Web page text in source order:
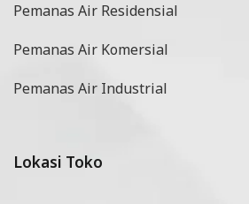
Pemanas Air Residensial
Pemanas Air Komersial
Pemanas Air Industrial
Lokasi Toko